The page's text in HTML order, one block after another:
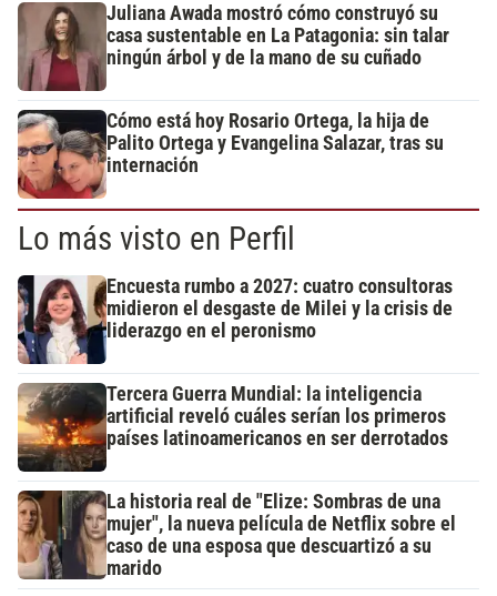
Juliana Awada mostró cómo construyó su
casa sustentable en La Patagonia: sin talar
ningún árbol y de la mano de su cuñado
Cómo está hoy Rosario Ortega, la hija de
Palito Ortega y Evangelina Salazar, tras su
internación
Lo más visto en Perfil
Encuesta rumbo a 2027: cuatro consultoras
midieron el desgaste de Milei y la crisis de
liderazgo en el peronismo
Tercera Guerra Mundial: la inteligencia
artificial reveló cuáles serían los primeros
países latinoamericanos en ser derrotados
La historia real de "Elize: Sombras de una
mujer", la nueva película de Netflix sobre el
caso de una esposa que descuartizó a su
marido